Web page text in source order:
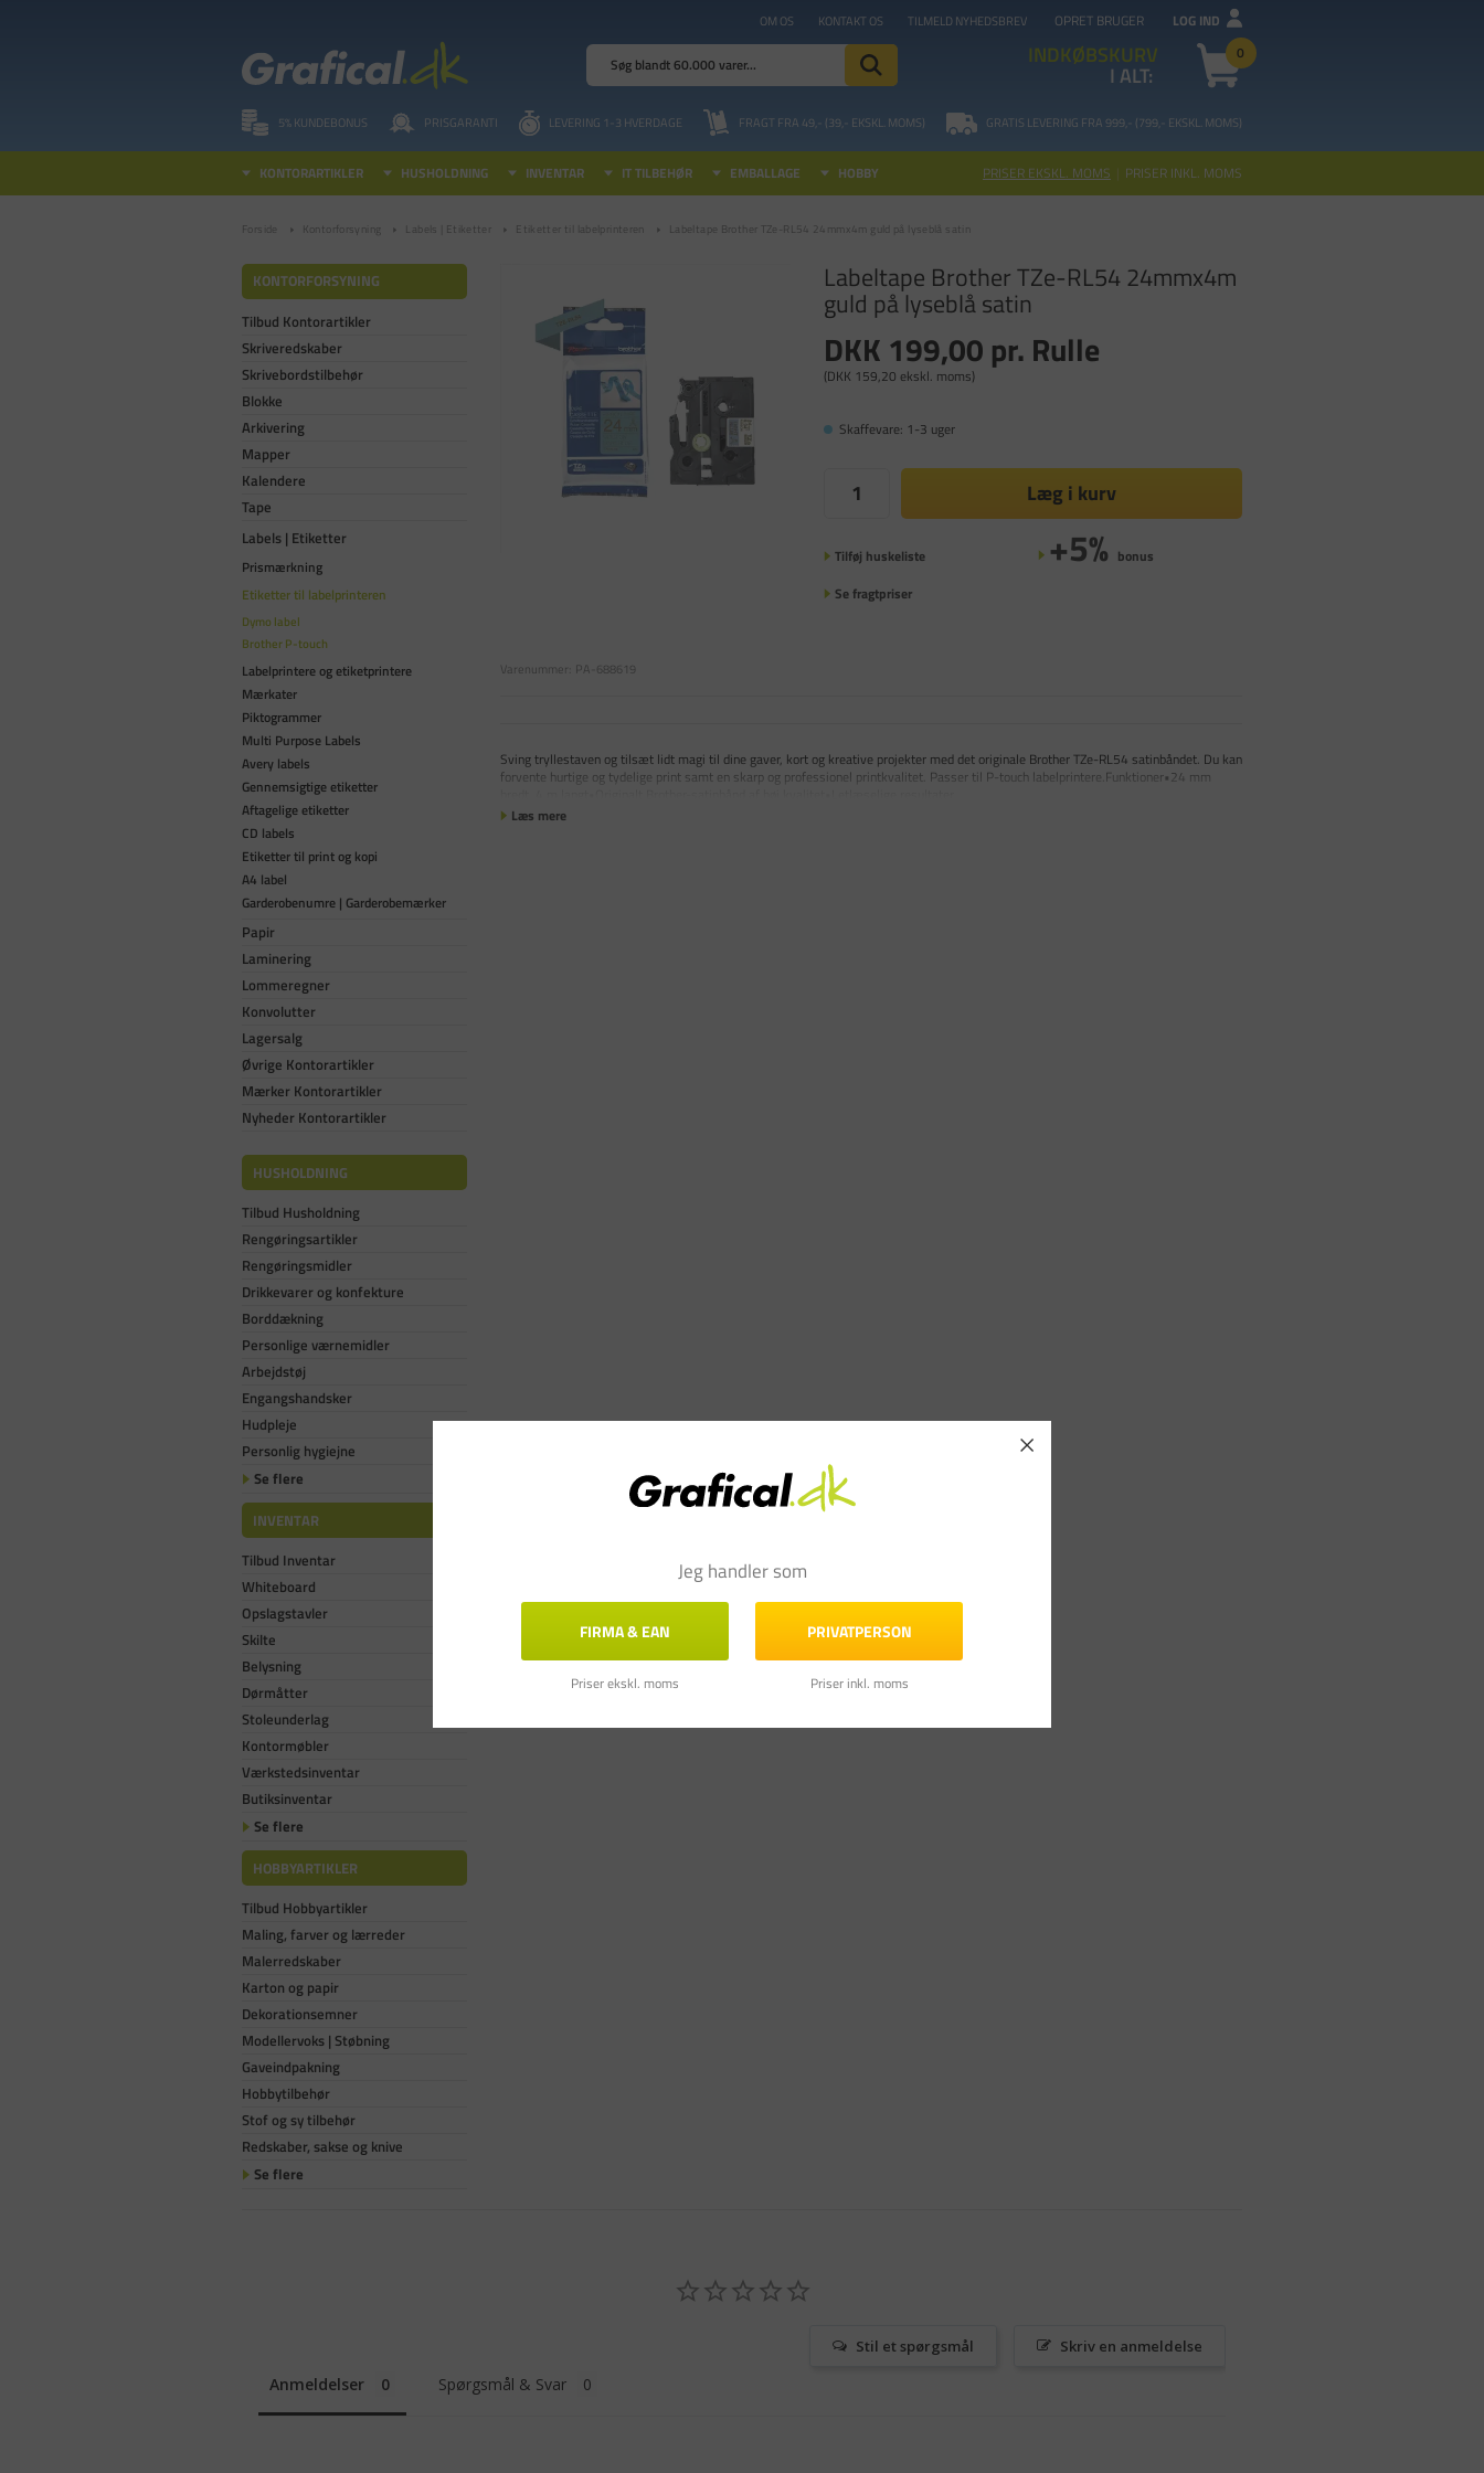
OM OS KONTAKT OS TILMELD NYHEDSBREV OPRET BRUGER LOG IND
INDKØBSKURV 0
I ALT:
5% KUNDEBONUS PRISGARANTI LEVERING 1-3 HVERDAGE FRAGT FRA 49,- (39,- EKSKL. MOMS) GRATIS LEVERING FRA 999,- (799,- EKSKL. MOMS)
KONTORARTIKLER HUSHOLDNING INVENTAR IT TILBEHØR EMBALLAGE HOBBY PRISER EKSKL. MOMS | PRISER INKL. MOMS
Forside Kontorforsyning Labels | Etiketter Etiketter til labelprinteren Labeltape Brother TZe-RL54 24mmx4m guld på lyseblå satin
KONTORFORSYNING
Tilbud Kontorartikler
Skriveredskaber
Skrivebordstilbehør
Blokke
Arkivering
Mapper
Kalendere
Tape
Labels | Etiketter
Prismærkning
Etiketter til labelprinteren
Dymo label
Brother P-touch
Labelprintere og etiketprintere
Mærkater
Piktogrammer
Multi Purpose Labels
Avery labels
Gennemsigtige etiketter
Aftagelige etiketter
CD labels
Etiketter til print og kopi
A4 label
Garderobenumre | Garderobemærker
Papir
Laminering
Lommeregner
Konvolutter
Lagersalg
Øvrige Kontorartikler
Mærker Kontorartikler
Nyheder Kontorartikler
HUSHOLDNING
Tilbud Husholdning
Rengøringsartikler
Rengøringsmidler
Drikkevarer og konfekture
Borddækning
Personlige værnemidler
Arbejdstøj
Engangshandsker
Hudpleje
Personlig hygiejne
Se flere
INVENTAR
Tilbud Inventar
Whiteboard
Opslagstavler
Skilte
Belysning
Dørmåtter
Stoleunderlag
Kontormøbler
Værkstedsinventar
Butiksinventar
Se flere
HOBBYARTIKLER
Tilbud Hobbyartikler
Maling, farver og lærreder
Malerredskaber
Karton og papir
Dekorationsemner
Modellervoks | Støbning
Gaveindpakning
Hobbytilbehør
Stof og sy tilbehør
Redskaber, sakse og knive
Se flere
Labeltape Brother TZe-RL54 24mmx4m
guld på lyseblå satin
DKK 199,00 pr. Rulle
(DKK 159,20 ekskl. moms)
Skaffevare: 1-3 uger
Læg i kurv
Tilføj huskeliste +5% bonus
Se fragtpriser
Varenummer: PA-688619
Sving tryllestaven og tilsæt lidt magi til dine gaver, kort og kreative projekter med det originale Brother TZe-RL54 satinbåndet. Du kan
forvente hurtige og tydelige print samt en skarp og professionel printkvalitet. Passer til P-touch labelprintere.Funktioner•24 mm
Læs mere
Skriv en anmeldelse
Stil et spørgsmål
Anmeldelser Spørgsmål & Svar
Jeg handler som
FIRMA & EAN
Priser ekskl. moms
PRIVATPERSON
Priser inkl. moms